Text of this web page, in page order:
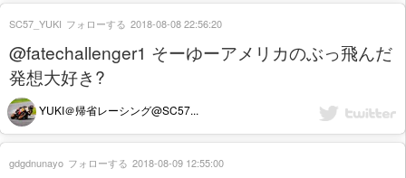
@fatechallenger1 そーゆーアメリカのぶっ飛んだ
発想大好き?
YUKI＠帰省レーシング@SC57...
SC57_YUKI フォローする 2018-08-08 22:56:20
gdgdnunayo フォローする 2018-08-09 12:55:00